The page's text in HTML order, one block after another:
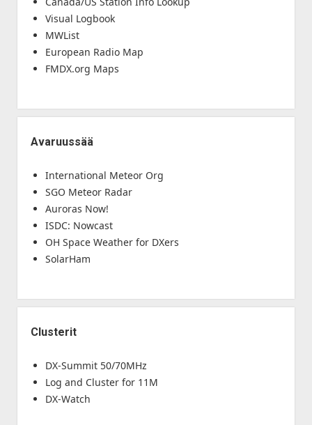
Visual Logbook
MWList
European Radio Map
FMDX.org Maps
Avaruussää
International Meteor Org
SGO Meteor Radar
Auroras Now!
ISDC: Nowcast
OH Space Weather for DXers
SolarHam
Clusterit
DX-Summit 50/70MHz
Log and Cluster for 11M
DX-Watch